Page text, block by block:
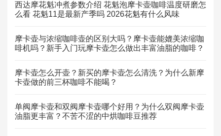
西达摩花魁冲煮参数介绍 花魁泡摩卡壶咖啡温度研磨怎
么看 花魁11是最新产季吗 2026花魁有什么风味
摩卡壶与浓缩咖啡壶的区别大吗？摩卡壶能媲美浓缩咖
啡机吗？新手入门玩摩卡壶怎么做出丰富油脂的咖啡？
摩卡壶怎么开壶？新买的摩卡壶怎么清洗？为什么新摩
卡壶做的前三杯咖啡不能喝？
单阀摩卡壶和双阀摩卡壶哪个好用？为什么双阀摩卡壶
油脂更丰富？不苦不涩的中烘咖啡豆推荐